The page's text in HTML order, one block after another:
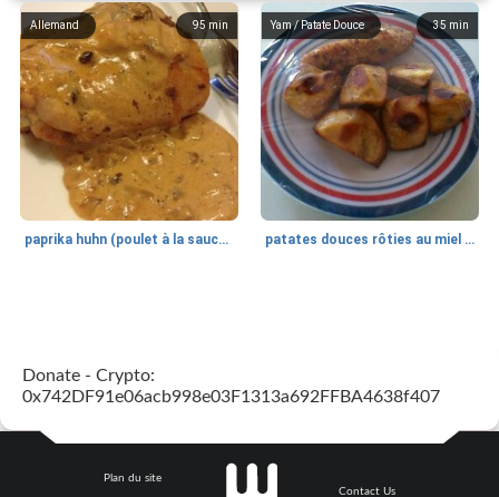
95 min
Allemand
paprika huhn (poulet à la sauce paprika).
35 min
Yam / Patate Douce
patates douces rôties au miel / kumara
Donate - Crypto:
0x742DF91e06acb998e03F1313a692FFBA4638f407
Plan du site
Contact Us